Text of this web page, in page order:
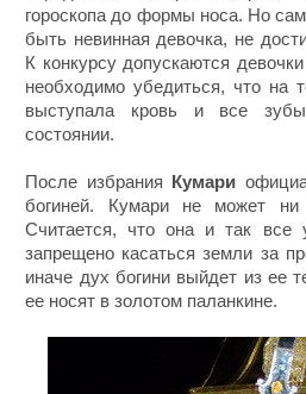
гороскопа до формы носа. Но
быть невинная девочка, не
К конкурсу допускаются
необходимо убедиться, что на
выступала кровь и все
состоянии.
После избрания Кумари
богиней. Кумари не может ни
Считается, что она и так все
запрещено касаться земли за
иначе дух богини выйдет из ее
ее носят в золотом паланкине.